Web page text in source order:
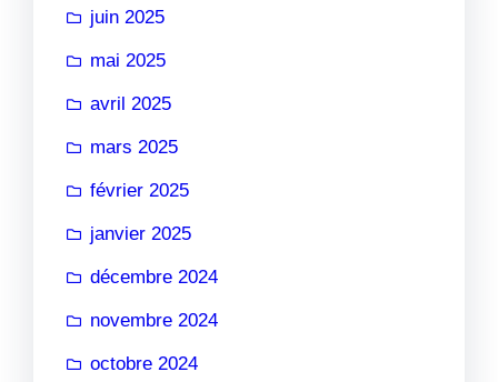
juin 2025
mai 2025
avril 2025
mars 2025
février 2025
janvier 2025
décembre 2024
novembre 2024
octobre 2024